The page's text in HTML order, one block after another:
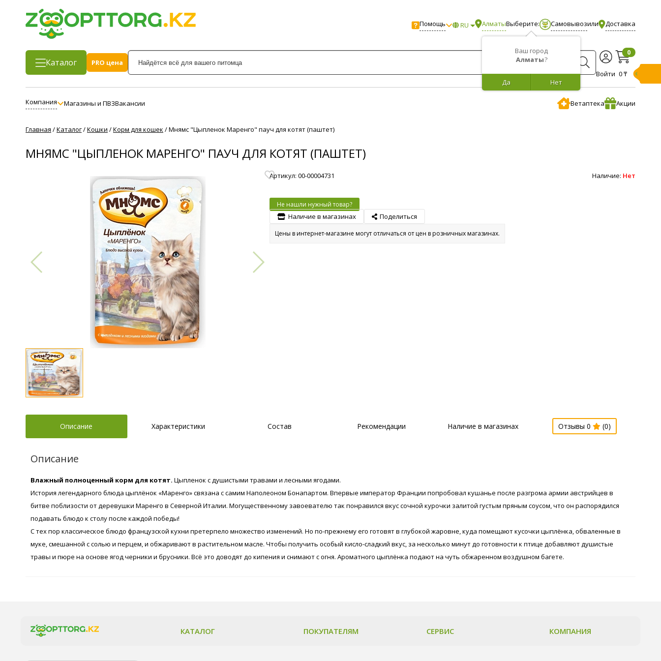
Помощь RU Алматы
Ваш город
Алматы?
Нет
Да
Выберите: Самовывозили Доставка
Каталог
PRO цена
Войти
0
0 ₸
Компания Магазины и ПВЗВакансии Ветаптека Акции
Главная /Каталог/Кошки /Корм для кошек /Мнямс "Цыпленок Маренго" пауч для котят (паштет)
МНЯМС "ЦЫПЛЕНОК МАРЕНГО" ПАУЧ ДЛЯ КОТЯТ (ПАШТЕТ)
Артикул: 00-00004731 Наличие: Нет
Не нашли нужный товар?
Наличие в магазинах Поделиться
Цены в интернет-магазине могут отличаться от цен в розничных магазинах.
Описание Характеристики Состав Рекомендации Наличие в магазинах Отзывы 0 (0)
Описание
Влажный полноценный корм для котят. Цыпленок с душистыми травами и лесными ягодами.
История легендарного блюда цыплёнок «Маренго» связана с самим Наполеоном Бонапартом. Впервые император Франции попробовал кушанье после разгрома армии австрийцев в
битве поблизости от деревушки Маренго в Северной Италии. Могущественному завоевателю так понравился вкус сочной курочки залитой густым пряным соусом, что он распорядился
подавать блюдо к столу после каждой победы!
С тех пор классическое блюдо французской кухни претерпело множество изменений. Но по-прежнему его готовят в глубокой жаровне, куда помещают кусочки цыплёнка, обваленные в
муке, смешанной с солью и перцем, и обжаривают в растительном масле. Чтобы получить особый кисло-сладкий вкус, за несколько минут до готовности к птице добавляют душистые
травы и пюре на основе ягод черники и брусники. Всё это доводят до кипения и снимают с огня. Ароматного цыплёнка подают на чуть обжаренном воздушном багете.
КАТАЛОГ ПОКУПАТЕЛЯМ СЕРВИС КОМПАНИЯ